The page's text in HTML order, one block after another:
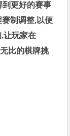
更好的赛事
制调整,以便
让玩家在
比的棋牌挑